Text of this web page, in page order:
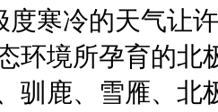
冷的天气让许
环境所孕育的北
驯鹿、雪雁、